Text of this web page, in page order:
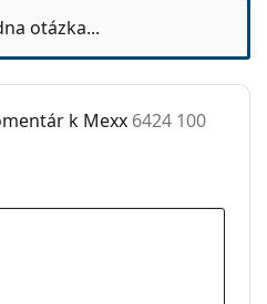
otázka...
k Mexx 6424 100